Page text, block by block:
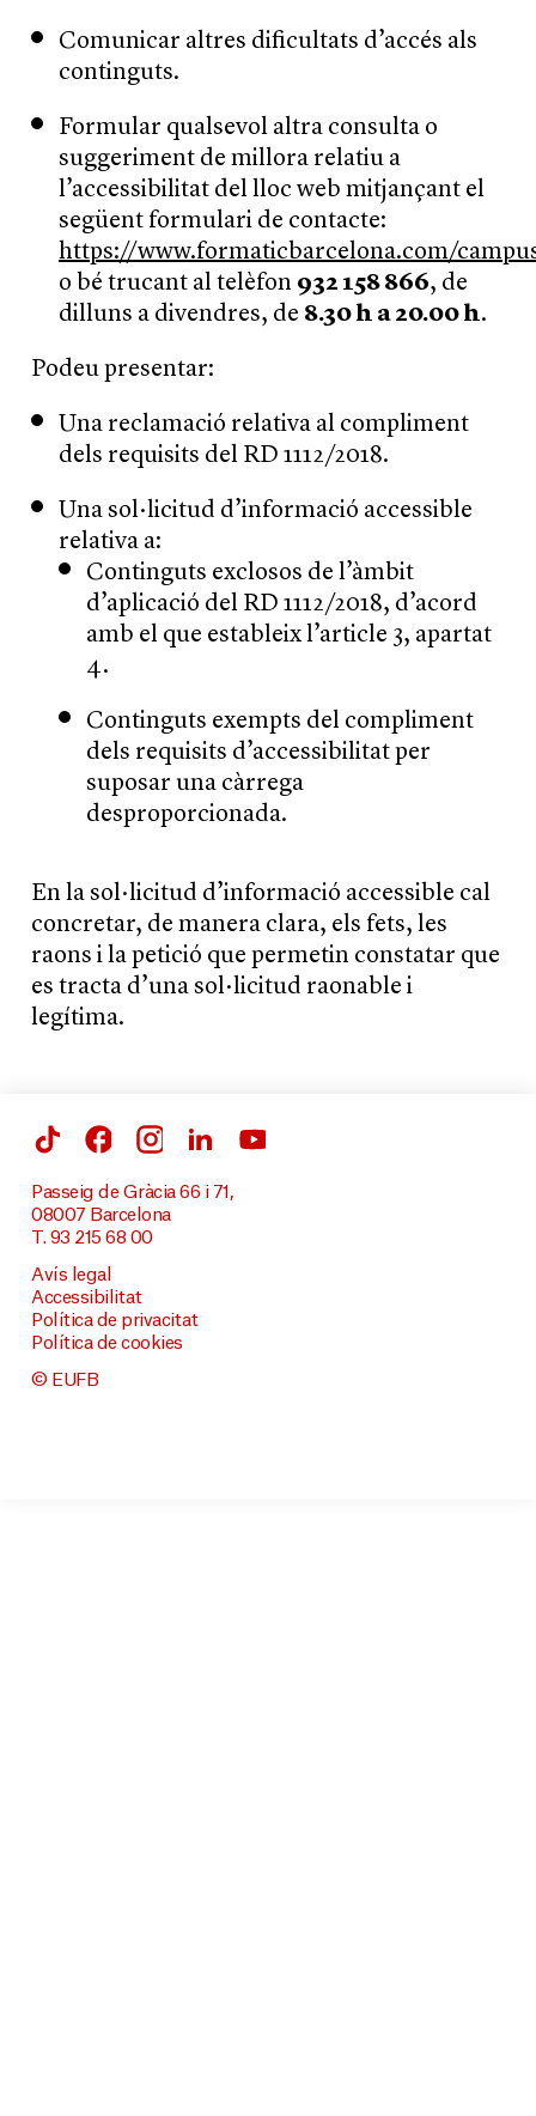
Comunicar altres dificultats d’accés als
continguts.
Formular qualsevol altra consulta o
suggeriment de millora relatiu a
l’accessibilitat del lloc web mitjançant el
següent formulari de contacte:
https://www.formaticbarcelona.com/
o bé trucant al telèfon 932 158 866, de
dilluns a divendres, de 8.30 h a 20.00 h.
Podeu presentar:
Una reclamació relativa al compliment
dels requisits del RD 1112/2018.
Una sol·licitud d’informació accessible
relativa a:
Continguts exclosos de l’àmbit
d’aplicació del RD 1112/2018, d’acord
amb el que estableix l’article 3, apartat
4.
Continguts exempts del compliment
dels requisits d’accessibilitat per
suposar una càrrega
desproporcionada.
En la sol·licitud d’informació accessible cal
concretar, de manera clara, els fets, les
raons i la petició que permetin constatar que
es tracta d’una sol·licitud raonable i
legítima.
Passeig de Gràcia 66 i 71,
08007 Barcelona
T. 93 215 68 00
Avís legal
Accessibilitat
Política de privacitat
Política de cookies
© EUFB